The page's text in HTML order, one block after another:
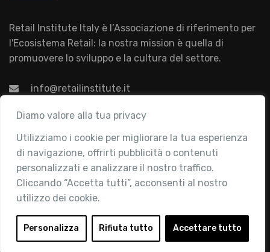
Diamo valore alla tua privacy
Utilizziamo i cookie per migliorare la tua esperienza
di navigazione, offrirti pubblicità o contenuti
personalizzati e analizzare il nostro traffico.
Cliccando “Accetta tutti”, acconsenti al nostro
utilizzo dei cookie.
Personalizza Rifiuta tutto Accettare tutto
Retail Institute Italy è l’Associazione di riferimento per
l'Ecosistema Retail: la nostra mission è quella di
promuovere lo sviluppo e la cultura del settore.
info@retailinstitute.it
Associazione
Chi siamo
Attività
Contatti
Area Riservata
Login
Diventa Socio